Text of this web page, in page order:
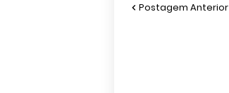
Postagem Anterior